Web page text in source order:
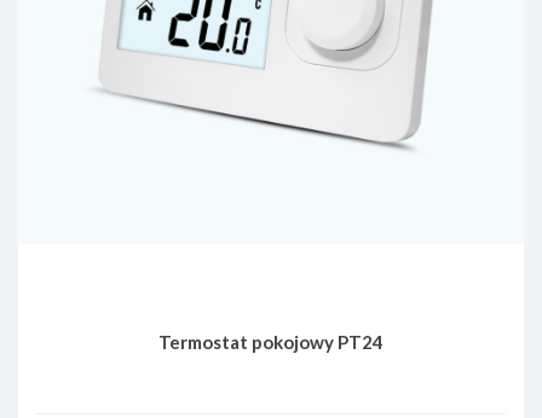
Termostat pokojowy PT24